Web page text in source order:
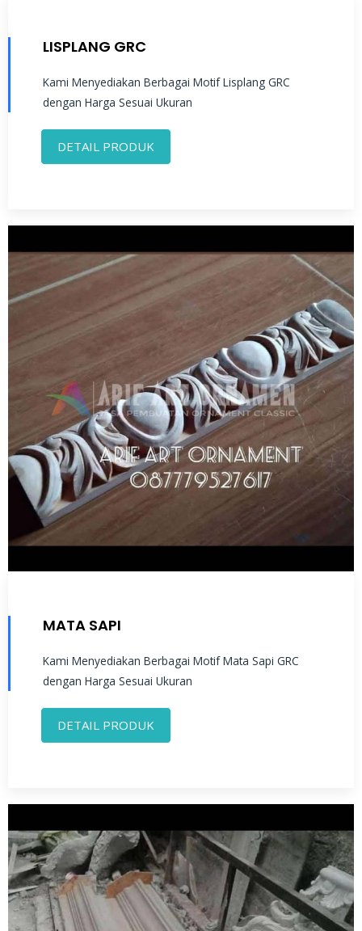
LISPLANG GRC
Kami Menyediakan Berbagai Motif Lisplang GRC
dengan Harga Sesuai Ukuran
DETAIL PRODUK
MATA SAPI
Kami Menyediakan Berbagai Motif Mata Sapi GRC
dengan Harga Sesuai Ukuran
DETAIL PRODUK